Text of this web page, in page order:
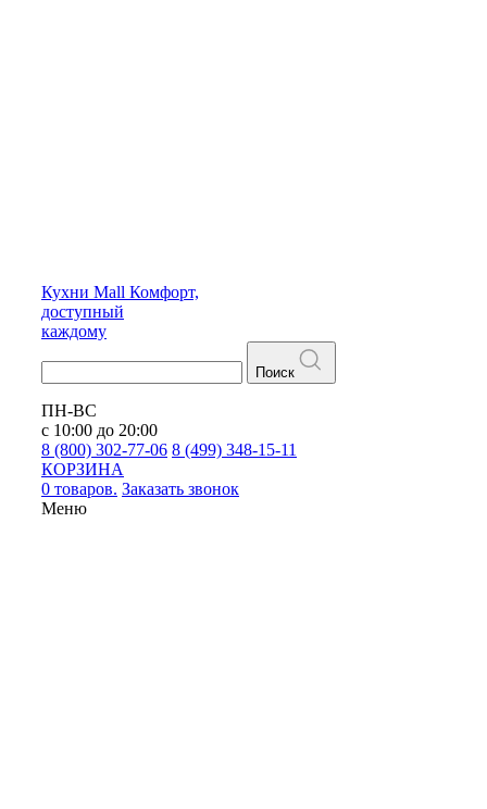
Кухни Mall Комфорт,
доступный
каждому
Поиск
ПН-ВС
с 10:00 до 20:00
8 (800) 302-77-06 8 (499) 348-15-11
КОРЗИНА
0 товаров. Заказать звонок
Меню